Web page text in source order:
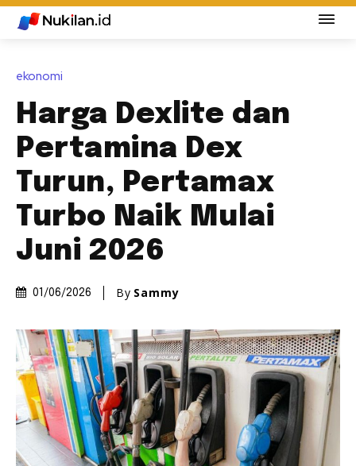
ekonomi
Harga Dexlite dan
Pertamina Dex
Turun, Pertamax
Turbo Naik Mulai
Juni 2026
01/06/2026 By Sammy